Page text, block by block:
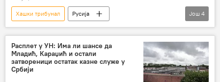
Хашки трибунал
Русија
Русија – политика
Механизам у Хагу
Москва
Министарство спољних послова Русије
РУСИЈА
Још 4
Расплет у УН: Има ли шансе да
Младић, Караџић и остали
затвореници остатак казне служе у
Србији